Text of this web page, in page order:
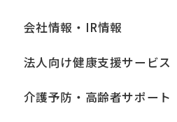
会社情報・IR情報
法人向け健康支援サービス
介護予防・高齢者サポート